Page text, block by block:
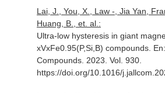
Lai, J., You, X., Law -, Jia Yan,
Huang, B., et. al.:
Ultra-low hysteresis in giant
xVxFe0.95(P,Si,B) compounds.
Compounds. 2023. Vol. 930.
https://doi.org/10.1016/